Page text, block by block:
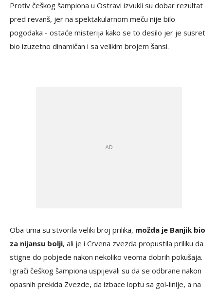
Protiv češkog šampiona u Ostravi izvukli su dobar rezultat
pred revanš, jer na spektakularnom meču nije bilo
pogodaka - ostaće misterija kako se to desilo jer je susret
bio izuzetno dinamičan i sa velikim brojem šansi.
Oba tima su stvorila veliki broj prilika, možda je Banjik bio
za nijansu bolji, ali je i Crvena zvezda propustila priliku da
stigne do pobjede nakon nekoliko veoma dobrih pokušaja.
Igrači češkog šampiona uspijevali su da se odbrane nakon
opasnih prekida Zvezde, da izbace loptu sa gol-linije, a na